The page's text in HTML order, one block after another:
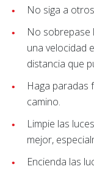
No siga a
No sobrepase
una velocidad
distancia que
Haga paradas
camino.
Limpie las
mejor,
Encienda las